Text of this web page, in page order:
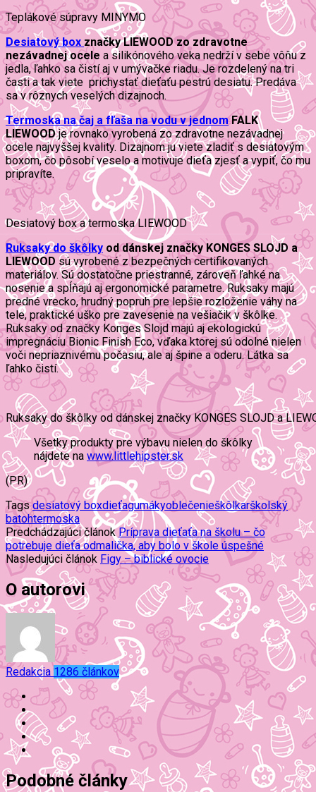
Teplákové súpravy MINYMO
Desiatový box značky LIEWOOD zo zdravotne
nezávadnej ocele a silikónového veka nedrží v sebe vôňu z
jedla, ľahko sa čistí aj v umývačke riadu. Je rozdelený na tri
časti a tak viete prichystať dieťaťu pestrú desiatu. Predáva
sa v rôznych veselých dizajnoch.
Termoska na čaj a fľaša na vodu v jednomFALK
LIEWOODje rovnako vyrobená zo zdravotne nezávadnej
ocele najvyššej kvality. Dizajnom ju viete zladiť s desiatovým
boxom, čo pôsobí veselo a motivuje dieťa zjesť a vypiť, čo mu
pripravíte.
Desiatový box a termoska LIEWOOD
Ruksaky do škôlky od dánskej značky KONGES SLOJD a
LIEWOOD sú vyrobené z bezpečných certifikovaných
materiálov. Sú dostatočne priestranné, zároveň ľahké na
nosenie a spĺňajú aj ergonomické parametre. Ruksaky majú
predné vrecko, hrudný popruh pre lepšie rozloženie váhy na
tele, praktické uško pre zavesenie na vešiačik v škôlke.
Ruksaky od značky Konges Slojd majú aj ekologickú
impregnáciu Bionic Finish Eco, vďaka ktorej sú odolné nielen
voči nepriaznivému počasiu, ale aj špine a oderu. Látka sa
ľahko čistí.
Ruksaky do škôlky od dánskej značky KONGES SLOJD a
Všetky produkty pre výbavu nielen do škôlky
nájdete na www.littlehipster.sk
(PR)
Tags desiatový boxdieťagumákyoblečenieškôlkarškolský
batohtermoska
Predchádzajúci článok Príprava dieťaťa na školu – čo
potrebuje dieťa odmalička, aby bolo v škole úspešné
Nasledujúci článok Figy – biblické ovocie
O autorovi
Redakcia1286 článkov
Podobné články